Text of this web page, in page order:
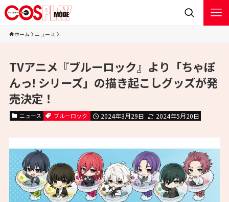
ホーム ニュース
TVアニメ『ブルーロック』より「ちゃぽ
んっ! シリーズ」の描き起こしグッズが発
売決定！
ニュース ブルーロック 2024年3月29日 2024年5月20日